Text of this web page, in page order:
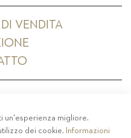
VENDITA
- COOKIE POLICY
un'esperienza migliore.
dei cookie. Informazioni